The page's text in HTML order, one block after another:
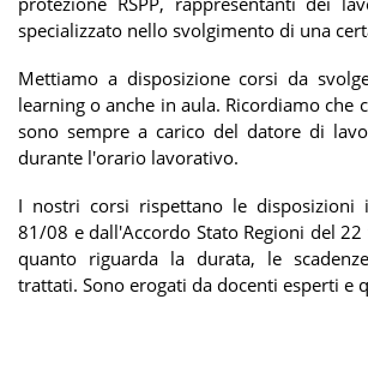
specializzato nello svolgimento di una
Mettiamo a disposizione corsi da
learning o anche in aula. Ricordiamo che
sono sempre a carico del datore di
durante l'orario lavorativo.
I nostri corsi rispettano le disposizioni
81/08 e dall'Accordo Stato Regioni del
quanto riguarda la durata, le
trattati. Sono erogati da docenti esperti e